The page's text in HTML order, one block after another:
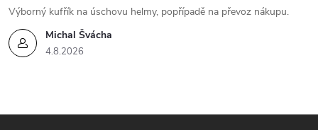
Michal Švácha
4.8.2026
Výborný kufřík na úschovu helmy, popřípadě na převoz nákupu.